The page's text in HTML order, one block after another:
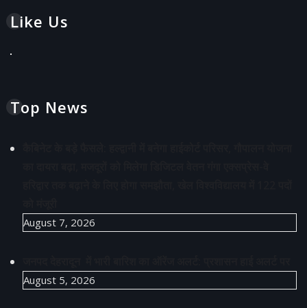
Like Us
Top News
August 7, 2026
August 5, 2026